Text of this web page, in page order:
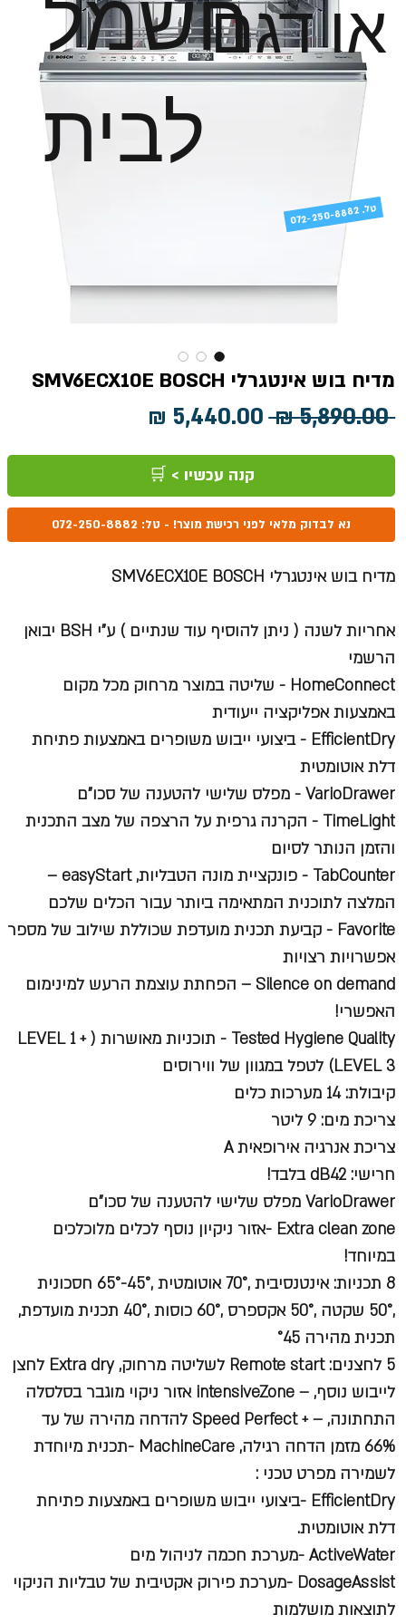
או דגם
לבית
מדיח בוש אינטגרלי SMV6ECX10E BOSCH
‏5,890.00 ‏₪
מחיר
רגיל
מבצע
קנה עכשיו > 🛒
נא לבדוק מלאי לפני רכישת מוצר! - טל: 072-250-8882
מדיח בוש אינטגרלי SMV6ECX10E BOSCH
אחריות לשנה ( ניתן להוסיף עוד שנתיים ) ע"י BSH יבואן
הרשמי
HomeConnect - שליטה במוצר מרחוק מכל מקום
באמצעות אפליקציה ייעודית
EfficientDry - ביצועי ייבוש משופרים באמצעות פתיחת
דלת אוטומטית
VarioDrawer - מפלס שלישי להטענה של סכו"ם
TimeLight - הקרנה גרפית על הרצפה של מצב התכנית
והזמן הנותר לסיום
TabCounter
- פונקציית מונה הטבליות, easyStart –
המלצה לתוכנית המתאימה ביותר עבור הכלים שלכם
Favorite - קביעת תכנית מועדפת שכוללת שילוב של מספר
אפשרויות רצויות
Silence on demand – הפחתת עוצמת הרעש למינימום
האפשרי!
Tested Hygiene Quality -
תוכניות מאושרות ( LEVEL 1 +
LEVEL 3) לטפל במגוון של ווירוסים
קיבולת: 14 מערכות כלים
צריכת מים: 9 ליטר
צריכת אנרגיה אירופאית A
חרישי: dB42 בלבד!
VarioDrawer מפלס שלישי להטענה של סכו"ם
Extra clean zone -אזור ניקיון נוסף לכלים מלוכלכים
במיוחד!
8 תכניות: אינטנסיבית ,70° אוטומטית ,45°-65° חסכונית
,50° שקטה ,50° אקספרס ,60° כוסות ,40° תכנית מועדפת,
תכנית מהירה °45
5 לחצנים: Remote start לשליטה מרחוק, Extra dry לחצן
לייבוש נוסף, – intensiveZone אזור ניקוי מוגבר בסלסלה
התחתונה, – + Speed Perfect להדחה מהירה של עד
66% מזמן הדחה רגילה, MachineCare -תכנית מיוחדת
לשמירה מפרט טכני :
EfficientDry -ביצועי ייבוש משופרים באמצעות פתיחת
דלת אוטומטית.
ActiveWater -מערכת חכמה לניהול מים
DosageAssist -מערכת פירוק אקטיבית של טבליות הניקוי
לתוצאות מושלמות
072-250-8882 .טל